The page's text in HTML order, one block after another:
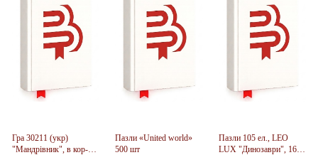
Гра 30211 (укр)
"Мандрівник", в кор-ці
Пазли «United world»
500 шт
Пазли 105 ел., LEO
LUX "Динозаври", 16